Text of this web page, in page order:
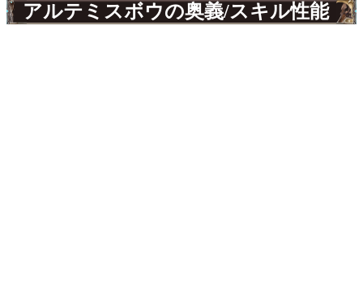
アルテミスボウの奥義/スキル性能